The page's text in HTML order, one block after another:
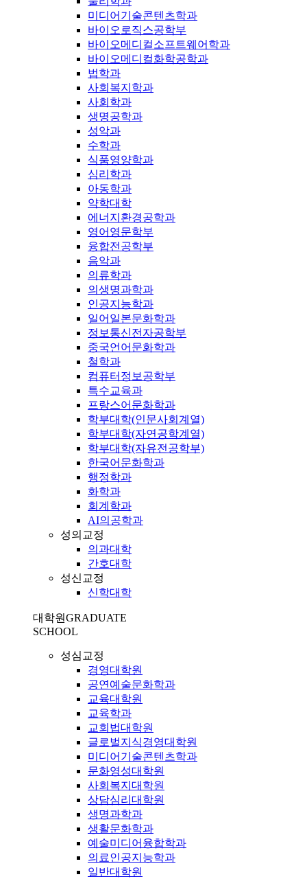
미디어기술콘텐츠학과
바이오로직스공학부
바이오메디컬소프트웨어학과
바이오메디컬화학공학과
법학과
사회복지학과
사회학과
생명공학과
성악과
수학과
식품영양학과
심리학과
아동학과
약학대학
에너지환경공학과
영어영문학부
융합전공학부
음악과
의류학과
의생명과학과
인공지능학과
일어일본문화학과
정보통신전자공학부
중국언어문화학과
철학과
컴퓨터정보공학부
특수교육과
프랑스어문화학과
학부대학(인문사회계열)
학부대학(자연공학계열)
학부대학(자유전공학부)
한국어문화학과
행정학과
화학과
회계학과
AI의공학과
성의교정
의과대학
간호대학
성신교정
신학대학
대학원GRADUATE
SCHOOL
성심교정
경영대학원
공연예술문화학과
교육대학원
교육학과
교회법대학원
글로벌지식경영대학원
미디어기술콘텐츠학과
문화영성대학원
사회복지대학원
상담심리대학원
생명과학과
생활문화학과
예술미디어융합학과
의료인공지능학과
일반대학원